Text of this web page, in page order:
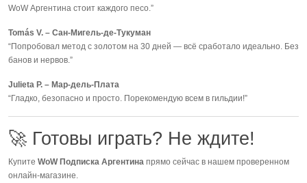
WoW Аргентина стоит каждого песо.”
Tomás V. – Сан-Мигель-де-Тукуман
“Попробовал метод с золотом на 30 дней — всё сработало идеально. Без
банов и нервов.”
Julieta P. – Мар-дель-Плата
“Гладко, безопасно и просто. Порекомендую всем в гильдии!”
🚀 Готовы играть? Не ждите!
Купите WoW Подписка Аргентина прямо сейчас в нашем проверенном
онлайн-магазине.